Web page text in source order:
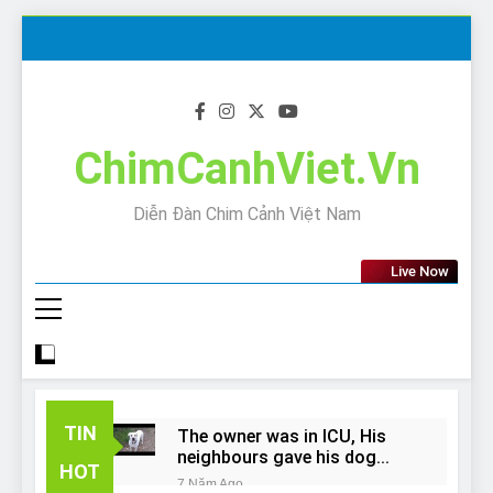
ChimCanhViet.Vn
Diễn Đàn Chim Cảnh Việt Nam
Live Now
TIN
HOT
The owner was in ICU, His
neighbours gave his dog
away!
7 Năm Ago